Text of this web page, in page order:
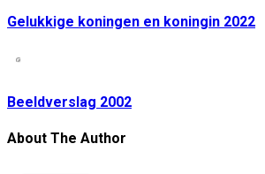
Gelukkige koningen en koningin 2022
Beeldverslag 2002
About The Author